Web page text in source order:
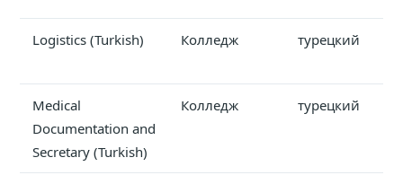
Logistics (Turkish) Колледж турецкий
Medical
Documentation and
Secretary (Turkish)
Колледж турецкий